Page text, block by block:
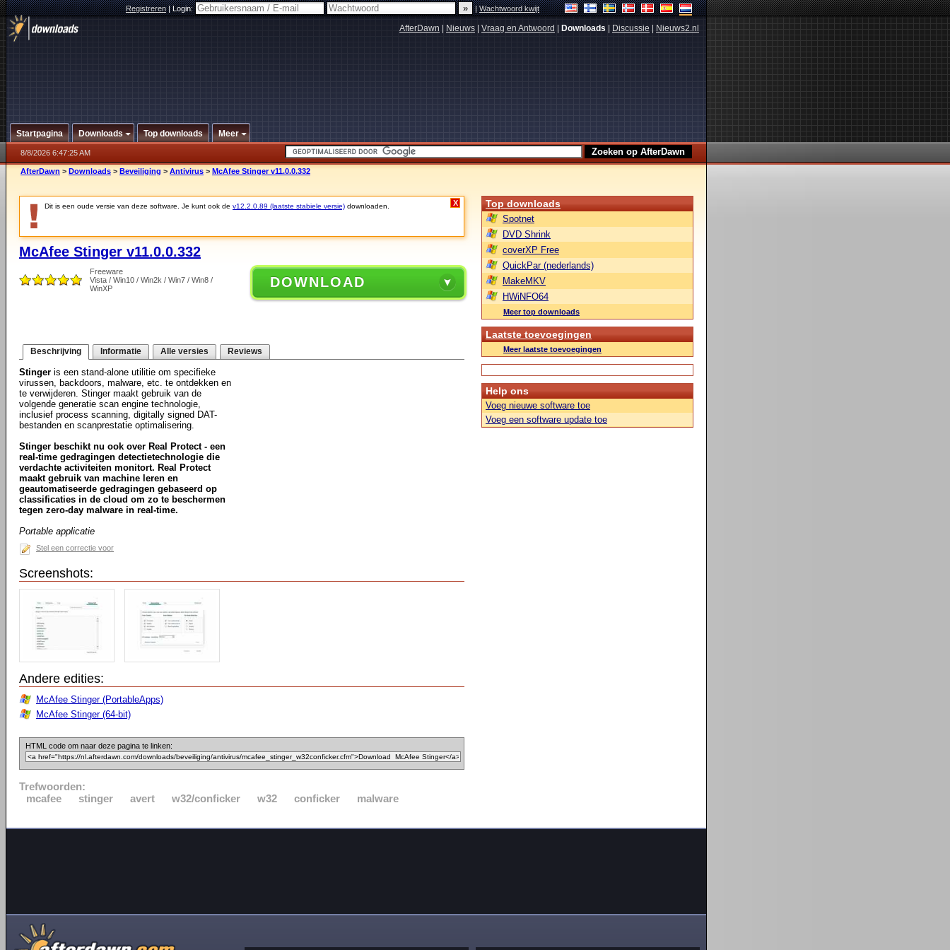
Registreren|Login: |Wachtwoord kwijt
AfterDawn Nieuws Vraag en Antwoord Downloads Discussie Nieuws2.nl
Startpagina Downloads Top downloads Meer
8/8/2026 6:47:25 AM
AfterDawn > Downloads > Beveiliging > Antivirus > McAfee Stinger v11.0.0.332
Dit is een oude versie van deze software. Je kunt ook de v12.2.0.89 (laatste stabiele versie) downloaden. X
McAfee Stinger v11.0.0.332
Freeware
Vista / Win10 / Win2k / Win7 / Win8 /
WinXP
DOWNLOAD
Beschrijving Informatie Alle versies Reviews
Stinger is een stand-alone utilitie om specifieke
virussen, backdoors, malware, etc. te ontdekken en
te verwijderen. Stinger maakt gebruik van de
volgende generatie scan engine technologie,
inclusief process scanning, digitally signed DAT-
bestanden en scanprestatie optimalisering.
Stinger beschikt nu ook over Real Protect - een
real-time gedragingen detectietechnologie die
verdachte activiteiten monitort. Real Protect
maakt gebruik van machine leren en
geautomatiseerde gedragingen gebaseerd op
classificaties in de cloud om zo te beschermen
tegen zero-day malware in real-time.
Portable applicatie
Stel een correctie voor
Screenshots:
Andere edities:
McAfee Stinger (PortableApps)
McAfee Stinger (64-bit)
HTML code om naar deze pagina te linken:
Trefwoorden:
mcafee
stinger avert w32/conficker w32 conficker malware
Top downloads
Spotnet
DVD Shrink
coverXP Free
QuickPar (nederlands)
MakeMKV
HWiNFO64
Meer top downloads
Laatste toevoegingen
Meer laatste toevoegingen
Help ons
Voeg nieuwe software toe
Voeg een software update toe